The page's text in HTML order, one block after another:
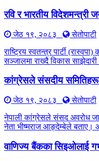
रवि र भारतीय
जेठ १९, २०८३
सेतोपाटी
राष्ट्रिय स्वतन्त्र पार्टी
सञ्जालमा राख्दै विकास
कांग्रेसले संसदीय
जेठ १९, २०८३
सेतोपाटी
नेपाली कांग्रेसले संसद अवरोध
नेता भीष्मराज आङ्देम्बेले बताए।
वाणिज्य बैंकका सिइओलाई